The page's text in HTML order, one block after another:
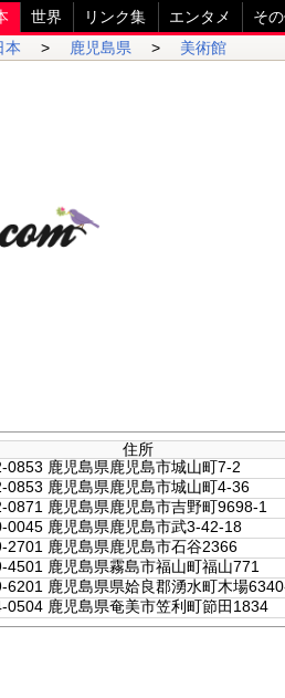
世界 リンク集 エンタメ
そ
本 > 鹿児島県 > 美術館
住所
0853 鹿児島県鹿児島市城山町7-2
0853 鹿児島県鹿児島市城山町4-36
0871 鹿児島県鹿児島市吉野町9698-1
0045 鹿児島県鹿児島市武3-42-18
2701 鹿児島県鹿児島市石谷2366
4501 鹿児島県霧島市福山町福山771
6201 鹿児島県県姶良郡湧水町木場
0504 鹿児島県奄美市笠利町節田1834